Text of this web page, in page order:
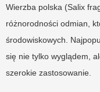
Wierzba polska (Salix
różnorodności odmian,
środowiskowych.
się nie tylko wyglądem,
szerokie zastosowanie.